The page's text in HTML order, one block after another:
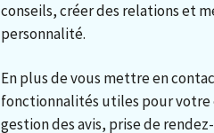
conseils, créer des relations et
personnalité.
En plus de vous mettre en
fonctionnalités utiles pour
gestion des avis, prise de